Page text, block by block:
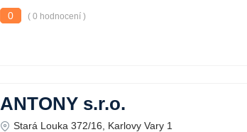
0
( 0 hodnocení )
ANTONY s.r.o.
Stará Louka 372/16, Karlovy Vary 1